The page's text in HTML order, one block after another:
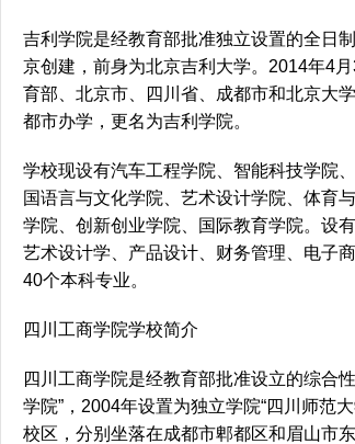
吉利学院是经教育部批准独立设置的全日
京创建，前身为北京吉利大学。2014年4
育部、北京市、四川省、成都市和北京大
都市办学，更名为吉利学院。
学校现设有汽车工程学院、智能科技学院
国语言与文化学院、艺术设计学院、体育
学院、创新创业学院、国际教育学院。设
艺术设计学、产品设计、财务管理、电子
40个本科专业。
四川工商学院学校简介
四川工商学院是经教育部批准设立的综合
学院”，2004年设置为独立学院“四川师范
校区，分别坐落在成都市郫都区和眉山市东